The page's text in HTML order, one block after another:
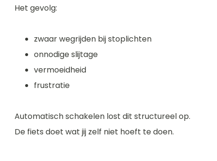
Het gevolg:
zwaar wegrijden bij stoplichten
onnodige slijtage
vermoeidheid
frustratie
Automatisch schakelen lost dit structureel op.
De fiets doet wat jij zelf niet hoeft te doen.